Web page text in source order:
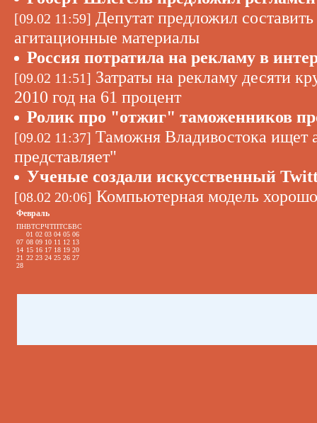
[09.02 11:59] Депутат предложил
агитационные материалы
Россия потратила на рекламу в
[09.02 11:51] Затраты на рекламу десяти
2010 год на 61 процент
Ролик про "отжиг" таможенников
[09.02 11:37] Таможня Владивостока ищет
представляет"
Ученые создали искусственный
[08.02 20:06] Компьютерная модель
Февраль
ПНВТСРЧТПТСБВС
01 02 03 04 05 06
07 08 09 10 11 12 13
14 15 16 17 18 19 20
21 22 23 24 25 26 27
28